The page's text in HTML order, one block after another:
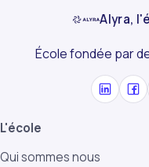
Alyra,
École fondée par
L'école
Qui sommes nous